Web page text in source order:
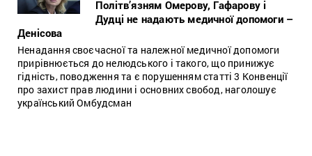
Політв’язням Омерову, Гафарову і
Дудці не надають медичної допомоги –
Денісова
Ненадання своєчасної та належної медичної допомоги
прирівнюється до нелюдського і такого, що принижує
гідність, поводження та є порушенням статті 3 Конвенції
про захист прав людини і основних свобод, наголошує
український Омбудсман